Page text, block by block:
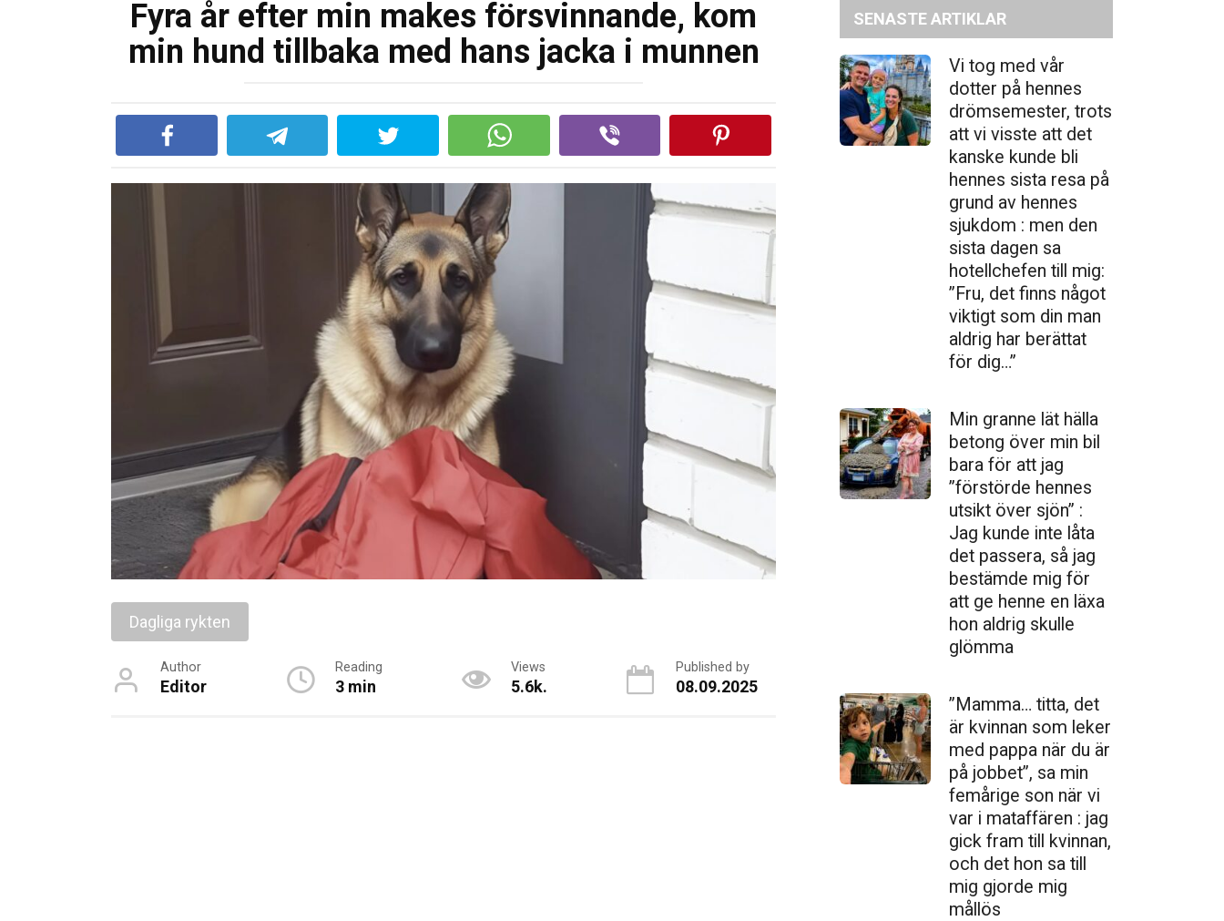
Fyra år efter min makes försvinnande, kom
min hund tillbaka med hans jacka i munnen
Dagliga rykten
Author
Editor
Reading
3 min
Views
5.6k.
Published by
08.09.2025
SENASTE ARTIKLAR
Vi tog med vår
dotter på hennes
drömsemester, trots
att vi visste att det
kanske kunde bli
hennes sista resa på
grund av hennes
sjukdom : men den
sista dagen sa
hotellchefen till mig:
”Fru, det finns något
viktigt som din man
aldrig har berättat
för dig…”
Min granne lät hälla
betong över min bil
bara för att jag
”förstörde hennes
utsikt över sjön” :
Jag kunde inte låta
det passera, så jag
bestämde mig för
att ge henne en läxa
hon aldrig skulle
glömma
”Mamma… titta, det
är kvinnan som leker
med pappa när du är
på jobbet”, sa min
femårige son när vi
var i mataffären : jag
gick fram till kvinnan,
och det hon sa till
mig gjorde mig
mållös